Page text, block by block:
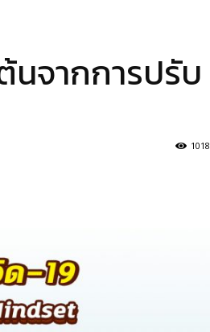
นจากการปรับ
1018